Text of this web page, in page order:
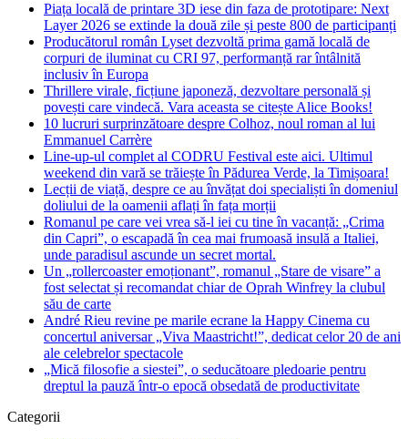
Piața locală de printare 3D iese din faza de prototipare: Next
Layer 2026 se extinde la două zile și peste 800 de participanți
Producătorul român Lyset dezvoltă prima gamă locală de
corpuri de iluminat cu CRI 97, performanță rar întâlnită
inclusiv în Europa
Thrillere virale, ficțiune japoneză, dezvoltare personală și
povești care vindecă. Vara aceasta se citește Alice Books!
10 lucruri surprinzătoare despre Colhoz, noul roman al lui
Emmanuel Carrère
Line-up-ul complet al CODRU Festival este aici. Ultimul
weekend din vară se trăiește în Pădurea Verde, la Timișoara!
Lecții de viață, despre ce au învățat doi specialiști în domeniul
doliului de la oamenii aflați în fața morții
Romanul pe care vei vrea să-l iei cu tine în vacanță: „Crima
din Capri”, o escapadă în cea mai frumoasă insulă a Italiei,
unde paradisul ascunde un secret mortal.
Un „rollercoaster emoționant”, romanul „Stare de visare” a
fost selectat și recomandat chiar de Oprah Winfrey la clubul
său de carte
André Rieu revine pe marile ecrane la Happy Cinema cu
concertul aniversar „Viva Maastricht!”, dedicat celor 20 de ani
ale celebrelor spectacole
„Mică filosofie a siestei”, o seducătoare pledoarie pentru
dreptul la pauză într-o epocă obsedată de productivitate
Categorii